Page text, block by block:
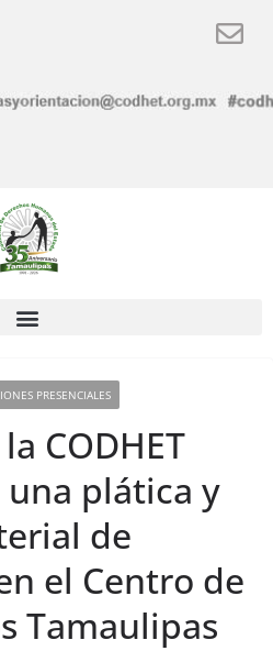
PRESENCIALES
CODHET
plática y
de
el Centro de
Tamaulipas